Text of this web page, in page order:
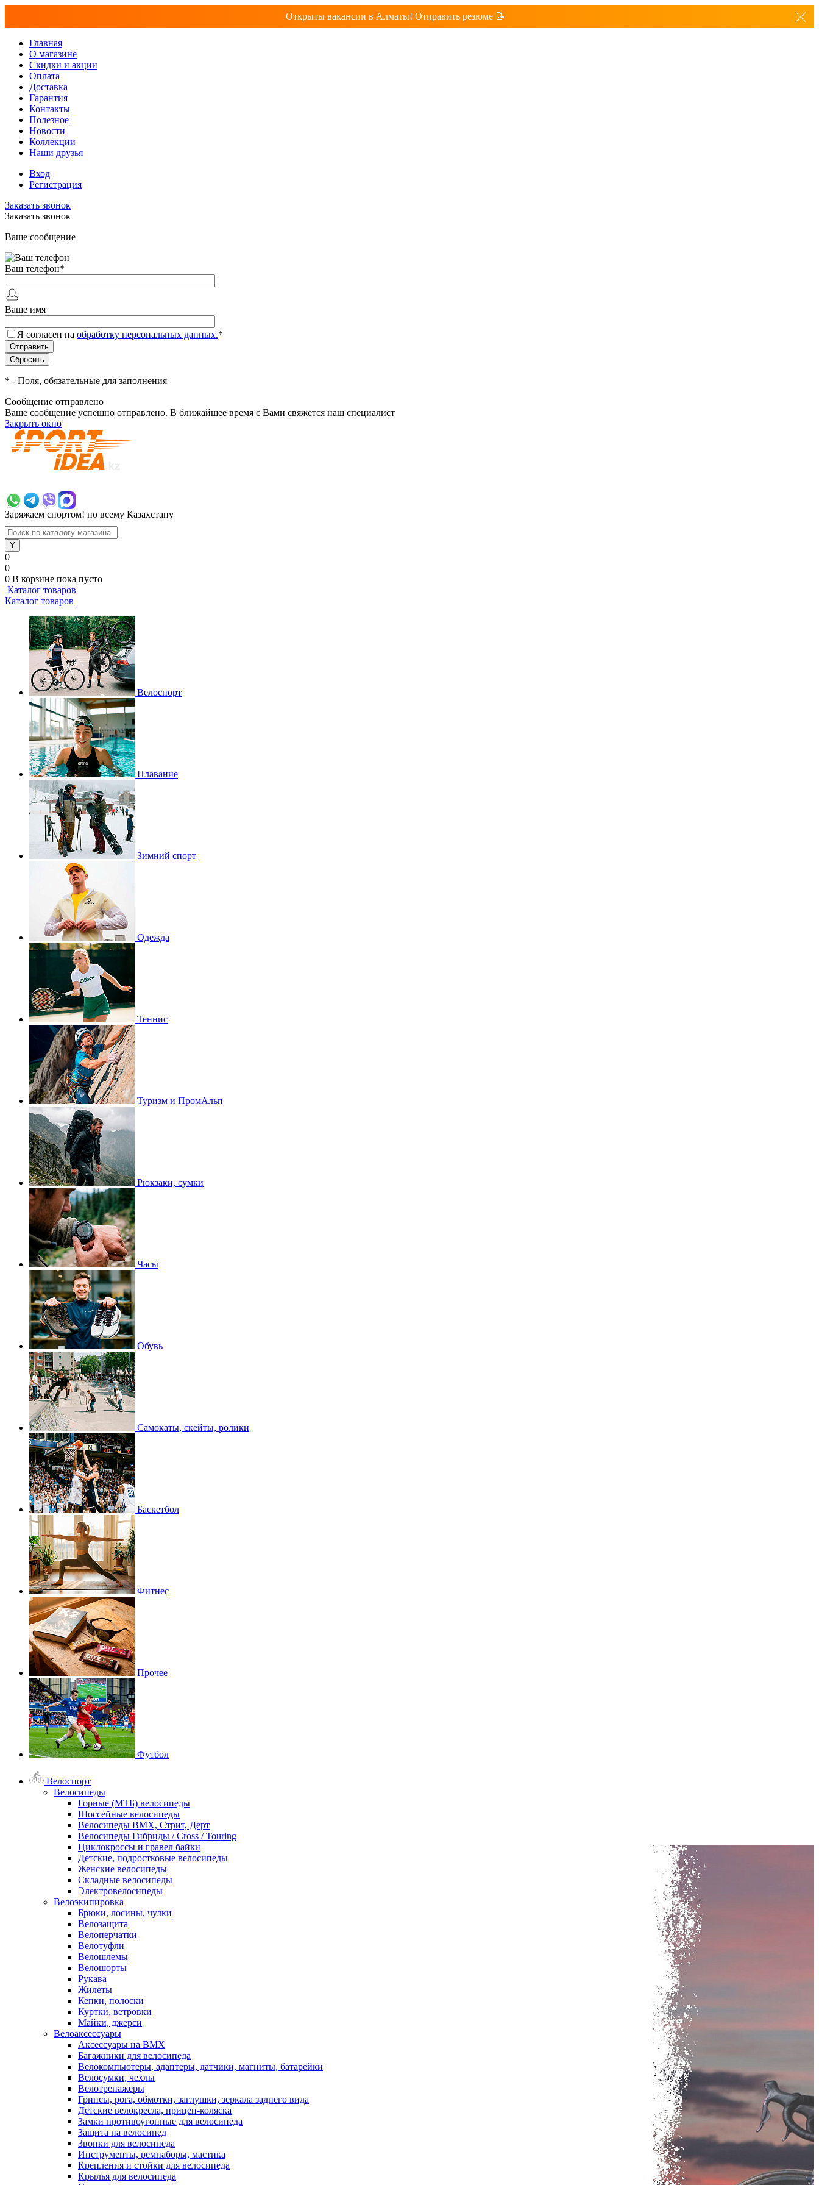
Открыты вакансии в Алматы! Отправить резюме 📝
Главная
О магазине
Скидки и акции
Оплата
Доставка
Гарантия
Контакты
Полезное
Новости
Коллекции
Наши друзья
Вход
Регистрация
Заказать звонок
Заказать звонок
Ваше сообщение
Ваш телефон*
Ваше имя
Я согласен на обработку персональных данных.*
* - Поля, обязательные для заполнения
Сообщение отправлено
Ваше сообщение успешно отправлено. В ближайшее время с Вами свяжется наш специалист
Закрыть окно
Заряжаем спортом! по всему Казахстану
0
0
0 В корзине пока пусто
Каталог товаров
Каталог товаров
Велоспорт
Плавание
Зимний спорт
Одежда
Теннис
Туризм и ПромАльп
Рюкзаки, сумки
Часы
Обувь
Самокаты, скейты, ролики
Баскетбол
Фитнес
Прочее
Футбол
Велоспорт
Велосипеды
Горные (МТБ) велосипеды
Шоссейные велосипеды
Велосипеды BMX, Стрит, Дерт
Велосипеды Гибриды / Cross / Touring
Циклокроссы и гравел байки
Детские, подростковые велосипеды
Женские велосипеды
Складные велосипеды
Электровелосипеды
Велоэкипировка
Брюки, лосины, чулки
Велозащита
Велоперчатки
Велотуфли
Велошлемы
Велошорты
Рукава
Жилеты
Кепки, полоски
Куртки, ветровки
Майки, джерси
Велоаксессуары
Аксессуары на BMX
Багажники для велосипеда
Велокомпьютеры, адаптеры, датчики, магниты, батарейки
Велосумки, чехлы
Велотренажеры
Грипсы, рога, обмотки, заглушки, зеркала заднего вида
Детские велокресла, прицеп-коляска
Замки противоугонные для велосипеда
Защита на велосипед
Звонки для велосипеда
Инструменты, ремнаборы, мастика
Крепления и стойки для велосипеда
Крылья для велосипеда